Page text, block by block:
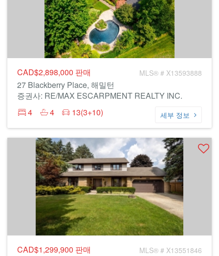
CAD$2,898,000 판매 MLS® # X13593888
27 Blackberry Place, 해밀턴
증권사: RE/MAX ESCARPMENT REALTY INC.
4
4 13(3+10) 세부 정보
CAD$1,299,900 판매 MLS® # X13551846